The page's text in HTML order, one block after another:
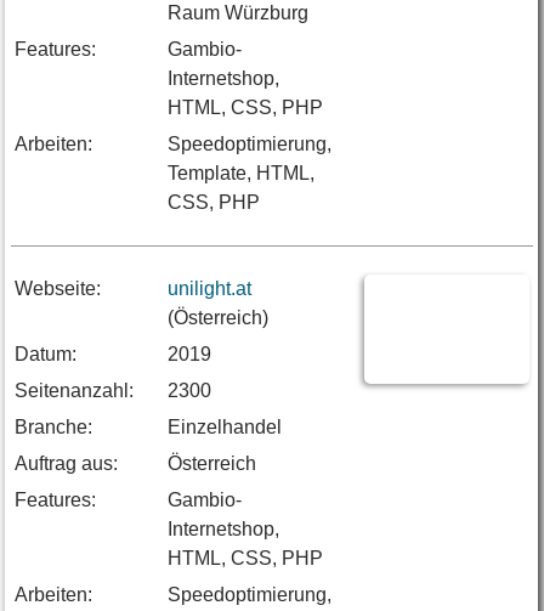
Raum Würzburg
Features:
Gambio-
Internetshop,
HTML, CSS, PHP
Arbeiten:
Speedoptimierung,
Template, HTML,
CSS, PHP
Webseite:
unilight.at
(Österreich)
Datum:
2019
Seitenanzahl:
2300
Branche:
Einzelhandel
Auftrag aus:
Österreich
Features:
Gambio-
Internetshop,
HTML, CSS, PHP
Arbeiten:
Speedoptimierung,